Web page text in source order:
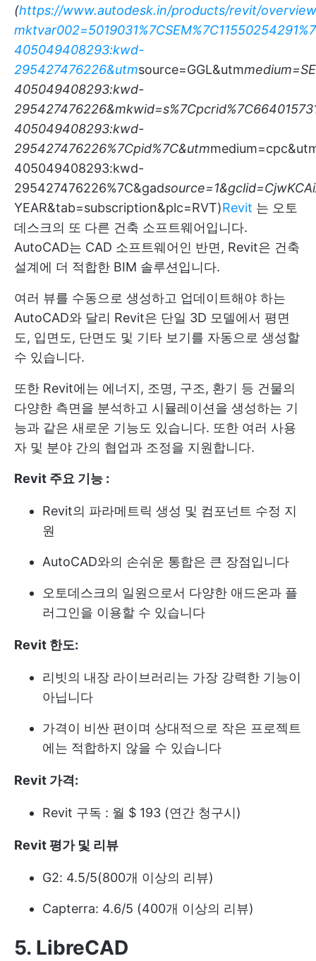
(https://www.autodesk.in/products/revit/
405049408293:kwd-
295427476226&utmsource=GGL&utm
405049408293:kwd-
405049408293:kwd-
295427476226%7Cpid%7C&utm
405049408293:kwd-
295427476226%7C&gad
YEAR&tab=subscription&plc=RVT)Revit 는 오토
데스크의 또 다른 건축 소프트웨어입니다.
AutoCAD는 CAD 소프트웨어인 반면, Revit은 건축
설계에 더 적합한 BIM 솔루션입니다.
여러 뷰를 수동으로 생성하고 업데이트해야 하는
AutoCAD와 달리 Revit은 단일 3D 모델에서 평면
도, 입면도, 단면도 및 기타 보기를 자동으로 생성할
수 있습니다.
또한 Revit에는 에너지, 조명, 구조, 환기 등 건물의
다양한 측면을 분석하고 시뮬레이션을 생성하는 기
능과 같은 새로운 기능도 있습니다. 또한 여러 사용
자 및 분야 간의 협업과 조정을 지원합니다.
Revit 주요 기능 :
Revit의 파라메트릭 생성 및 컴포넌트 수정 지
원
AutoCAD와의 손쉬운 통합은 큰 장점입니다
오토데스크의 일원으로서 다양한 애드온과 플
러그인을 이용할 수 있습니다
Revit 한도:
리빗의 내장 라이브러리는 가장 강력한 기능이
아닙니다
가격이 비싼 편이며 상대적으로 작은 프로젝트
에는 적합하지 않을 수 있습니다
Revit 가격:
Revit 구독 : 월 $ 193 (연간 청구시)
Revit 평가 및 리뷰
G2: 4.5/5(800개 이상의 리뷰)
Capterra: 4.6/5 (400개 이상의 리뷰)
5. LibreCAD